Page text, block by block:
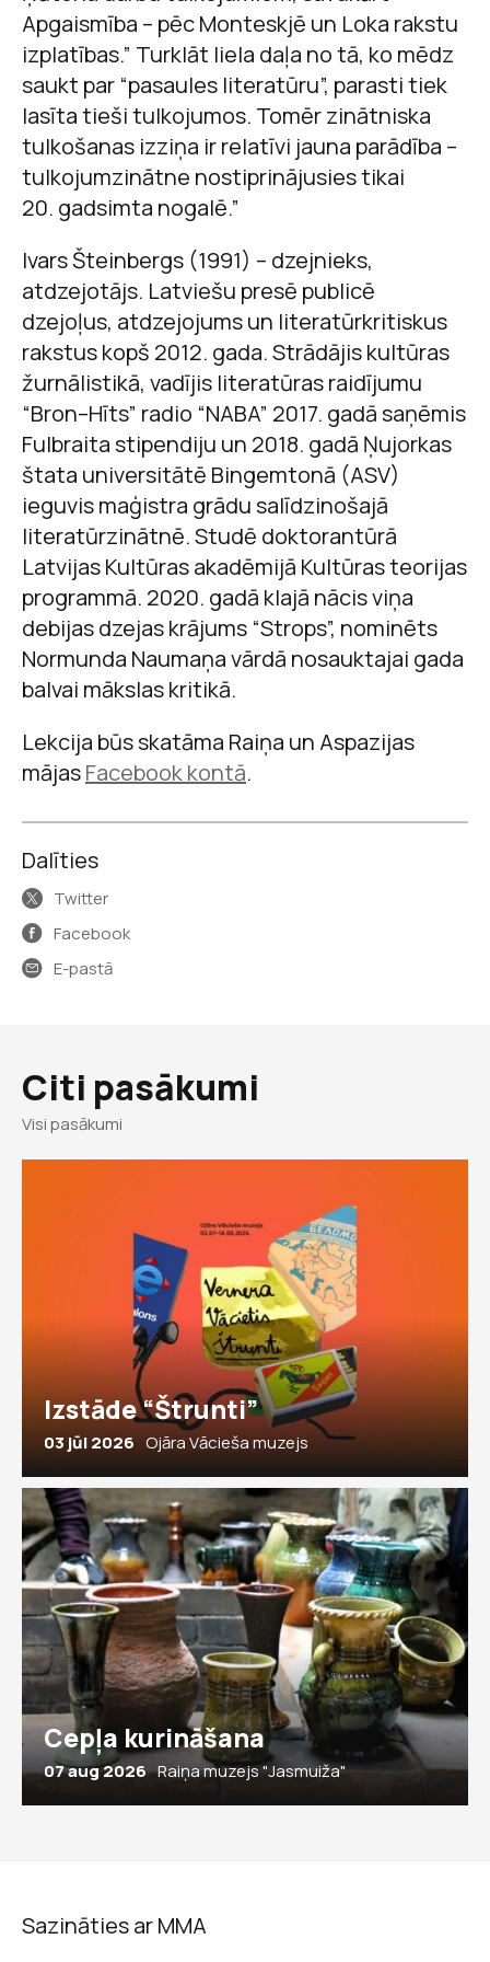
Apgaismība – pēc Monteskjē un Loka rakstu
izplatības.” Turklāt liela daļa no tā, ko mēdz
saukt par “pasaules literatūru”, parasti tiek
lasīta tieši tulkojumos. Tomēr zinātniska
tulkošanas izziņa ir relatīvi jauna parādība –
tulkojumzinātne nostiprinājusies tikai
20. gadsimta nogalē.”
Ivars Šteinbergs (1991) – dzejnieks,
atdzejotājs. Latviešu presē publicē
dzejoļus, atdzejojums un literatūrkritiskus
rakstus kopš 2012. gada. Strādājis kultūras
žurnālistikā, vadījis literatūras raidījumu
“Bron–Hīts” radio “NABA” 2017. gadā saņēmis
Fulbraita stipendiju un 2018. gadā Ņujorkas
štata universitātē Bingemtonā (ASV)
ieguvis maģistra grādu salīdzinošajā
literatūrzinātnē. Studē doktorantūrā
Latvijas Kultūras akadēmijā Kultūras teorijas
programmā. 2020. gadā klajā nācis viņa
debijas dzejas krājums “Strops”, nominēts
Normunda Naumaņa vārdā nosauktajai gada
balvai mākslas kritikā.
Lekcija būs skatāma Raiņa un Aspazijas
mājasFacebook kontā.
Dalīties
Twitter
Facebook
E-pastā
Citi pasākumi
Visi pasākumi
Izstāde “Štrunti”
03 jūl 2026 Ojāra Vācieša muzejs
Cepļa kurināšana
07 aug 2026 Raiņa muzejs "Jasmuiža"
Sazināties ar MMA